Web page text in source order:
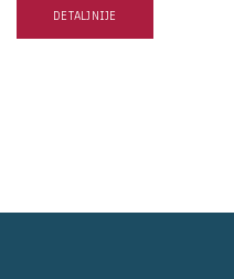
DETALJNIJE